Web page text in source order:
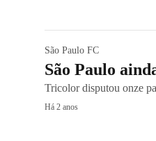
São Paulo FC
São Paulo
Tricolor disputou onze
Há 2 anos